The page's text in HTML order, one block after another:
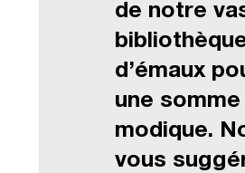
de notre
d’émaux
une somme
modique.
vous